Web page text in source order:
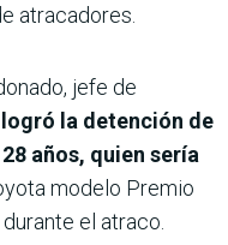
atracadores.
jefe de
la detención de
años, quien sería
modelo Premio
el atraco.